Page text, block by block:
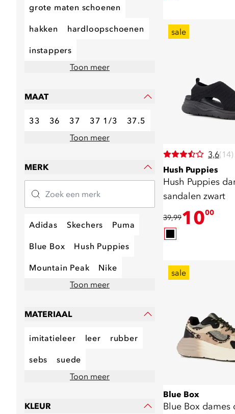
grote maten schoenen
hakken hardloopschoenen
instappers
Toon meer
MAAT
33 36 37 37 1/3
37.5
Toon meer
MERK
Adidas Skechers Puma
Blue Box Hush Puppies
Mountain Peak
Nike
Toon meer
MATERIAAL
imitatieleer leer rubber
sebs
suede
Toon meer
KLEUR
sale
3,6(14)
Hush Puppies
Hush Puppies
sandalen zwart
39,991000
sale
Blue Box
Blue Box dames